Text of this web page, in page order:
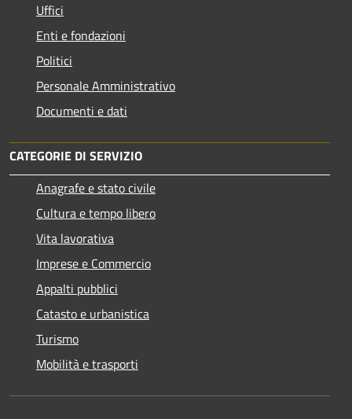
Uffici
Enti e fondazioni
Politici
Personale Amministrativo
Documenti e dati
CATEGORIE DI SERVIZIO
Anagrafe e stato civile
Cultura e tempo libero
Vita lavorativa
Imprese e Commercio
Appalti pubblici
Catasto e urbanistica
Turismo
Mobilità e trasporti